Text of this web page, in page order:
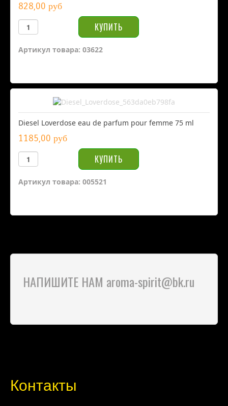
828,00 руб
Артикул товара: 03622
Diesel Loverdose eau de parfum pour femme 75 ml
1185,00 руб
Артикул товара: 005521
НАПИШИТЕ НАМ aroma-spirit@bk.ru
Контакты